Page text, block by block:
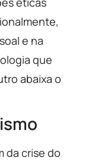
e na
que
abaixa o
da crise do